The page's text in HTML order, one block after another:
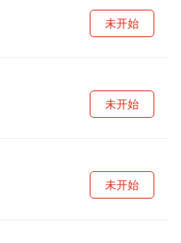
未开始
未开始
未开始